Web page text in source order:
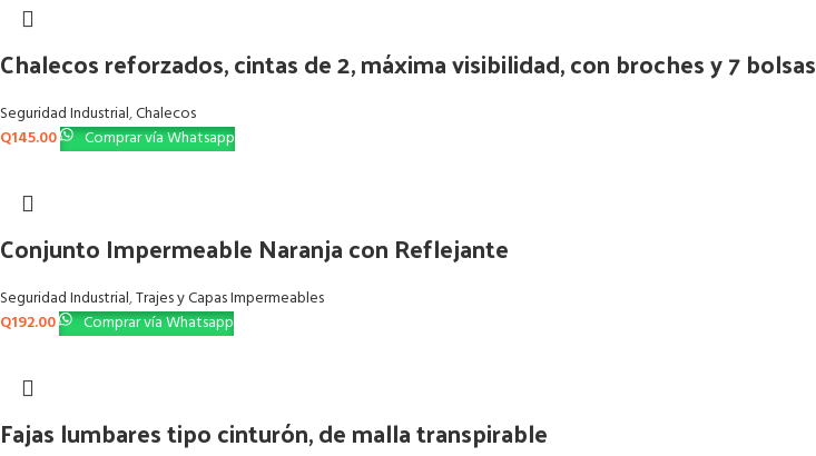
Chalecos reforzados, cintas de 2, máxima visibilidad, con broches y 7 bolsas
Seguridad Industrial,Chalecos
Q145.00 Comprar vía Whatsapp
Conjunto Impermeable Naranja con Reflejante
Seguridad Industrial,Trajes y Capas Impermeables
Q192.00 Comprar vía Whatsapp
Fajas lumbares tipo cinturón, de malla transpirable